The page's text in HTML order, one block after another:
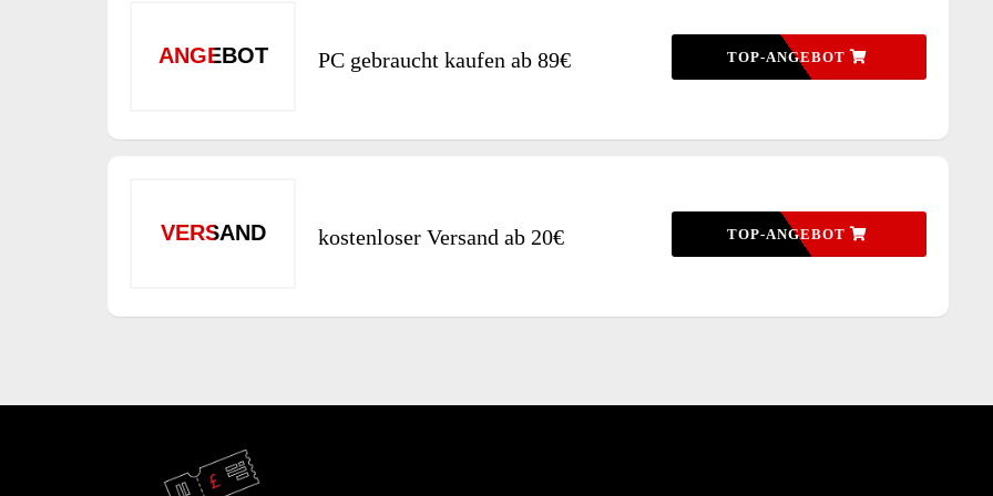
ANGEBOT PC gebraucht kaufen ab 89€ TOP-ANGEBOT
VERSAND kostenloser Versand ab 20€ TOP-ANGEBOT